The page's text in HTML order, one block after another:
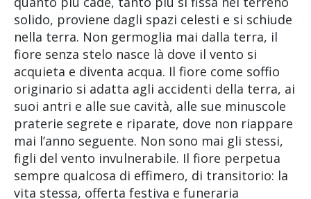
solido, proviene dagli spazi celesti e si schiude
nella terra. Non germoglia mai dalla terra, il
fiore senza stelo nasce là dove il vento si
acquieta e diventa acqua. Il fiore come soffio
originario si adatta agli accidenti della terra, ai
suoi antri e alle sue cavità, alle sue minuscole
praterie segrete e riparate, dove non riappare
mai l’anno seguente. Non sono mai gli stessi,
figli del vento invulnerabile. Il fiore perpetua
sempre qualcosa di effimero, di transitorio: la
vita stessa, offerta festiva e funeraria